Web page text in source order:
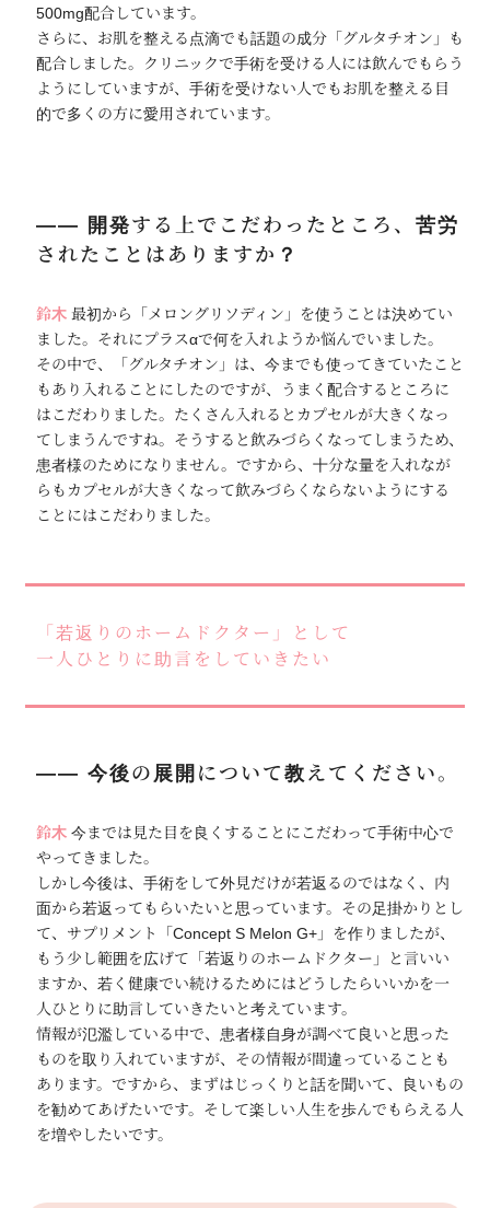
500mg配合しています。
さらに、お肌を整える点滴でも話題の成分「グルタチオン」も
配合しました。クリニックで手術を受ける人には飲んでもらう
ようにしていますが、手術を受けない人でもお肌を整える目
的で多くの方に愛用されています。
―― 開発する上でこだわったところ、苦労
されたことはありますか？
鈴木最初から「メロングリソディン」を使うことは決めてい
ました。それにプラスαで何を入れようか悩んでいました。
その中で、「グルタチオン」は、今までも使ってきていたこと
もあり入れることにしたのですが、うまく配合するところに
はこだわりました。たくさん入れるとカプセルが大きくなっ
てしまうんですね。そうすると飲みづらくなってしまうため、
患者様のためになりません。ですから、十分な量を入れなが
らもカプセルが大きくなって飲みづらくならないようにする
ことにはこだわりました。
「若返りのホームドクター」として
一人ひとりに助言をしていきたい
―― 今後の展開について教えてください。
鈴木今までは見た目を良くすることにこだわって手術中心で
やってきました。
しかし今後は、手術をして外見だけが若返るのではなく、内
面から若返ってもらいたいと思っています。その足掛かりとし
て、サプリメント「Concept S Melon G+」を作りましたが、
もう少し範囲を広げて「若返りのホームドクター」と言いい
ますか、若く健康でい続けるためにはどうしたらいいかを一
人ひとりに助言していきたいと考えています。
情報が氾濫している中で、患者様自身が調べて良いと思った
ものを取り入れていますが、その情報が間違っていることも
あります。ですから、まずはじっくりと話を聞いて、良いもの
を勧めてあげたいです。そして楽しい人生を歩んでもらえる人
を増やしたいです。